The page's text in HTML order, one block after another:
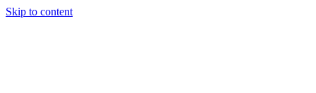
Skip to content